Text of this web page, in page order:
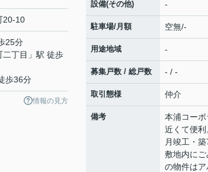
20-10
25分
二丁目 」駅 徒歩
歩36分
情報の見方
設備(その他) -
駐車場/月額 空無/-
用途地域 -
募集戸数 / 総戸数 - / -
取引態様 仲介
備考
本浦コー
近くて便
月竣工・
敷地内に
の物件は